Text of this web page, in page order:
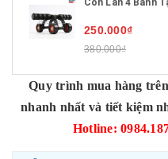
Con Lăn 4 Bánh
250.000₫
380.000₫
Quy trình mua hàng trên
nhanh nhất và tiết kiệm
Hotline: